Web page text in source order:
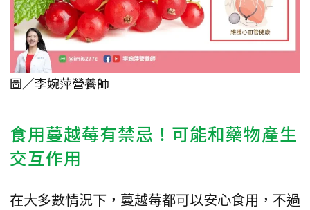
圖／李婉萍營養師
食用蔓越莓有禁忌！可能和藥物產生
交互作用
在大多數情況下，蔓越莓都可以安心食用，不過